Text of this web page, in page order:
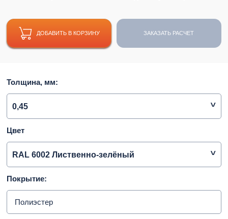
ДОБАВИТЬ В КОРЗИНУ ЗАКАЗАТЬ РАСЧЕТ
Толщина, мм:
0,45
Цвет
RAL 6002 Лиственно-зелёный
Покрытие:
Полиэстер